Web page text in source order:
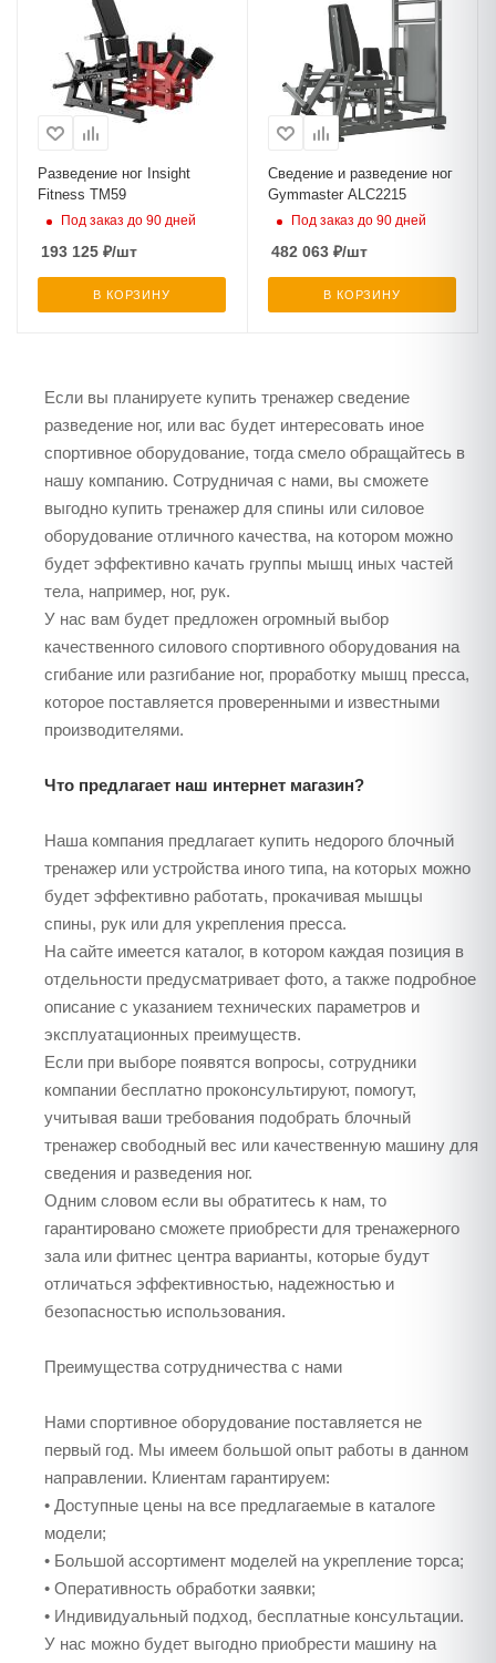
Разведение ног Insight
Fitness TM59
Под заказ до 90 дней
193 125 ₽/шт
В КОРЗИНУ
Сведение и разведение ног
Gymmaster ALC2215
Под заказ до 90 дней
482 063 ₽/шт
В КОРЗИНУ
Если вы планируете купить тренажер сведение
разведение ног, или вас будет интересовать иное
спортивное оборудование, тогда смело обращайтесь в
нашу компанию. Сотрудничая с нами, вы сможете
выгодно купить тренажер для спины или силовое
оборудование отличного качества, на котором можно
будет эффективно качать группы мышц иных частей
тела, например, ног, рук.
У нас вам будет предложен огромный выбор
качественного силового спортивного оборудования на
сгибание или разгибание ног, проработку мышц пресса,
которое поставляется проверенными и известными
производителями.
Что предлагает наш интернет магазин?
Наша компания предлагает купить недорого блочный
тренажер или устройства иного типа, на которых можно
будет эффективно работать, прокачивая мышцы
спины, рук или для укрепления пресса.
На сайте имеется каталог, в котором каждая позиция в
отдельности предусматривает фото, а также подробное
описание с указанием технических параметров и
эксплуатационных преимуществ.
Если при выборе появятся вопросы, сотрудники
компании бесплатно проконсультируют, помогут,
учитывая ваши требования подобрать блочный
тренажер свободный вес или качественную машину для
сведения и разведения ног.
Одним словом если вы обратитесь к нам, то
гарантировано сможете приобрести для тренажерного
зала или фитнес центра варианты, которые будут
отличаться эффективностью, надежностью и
безопасностью использования.
Преимущества сотрудничества с нами
Нами спортивное оборудование поставляется не
первый год. Мы имеем большой опыт работы в данном
направлении. Клиентам гарантируем:
• Доступные цены на все предлагаемые в каталоге
модели;
• Большой ассортимент моделей на укрепление торса;
• Оперативность обработки заявки;
• Индивидуальный подход, бесплатные консультации.
У нас можно будет выгодно приобрести машину на